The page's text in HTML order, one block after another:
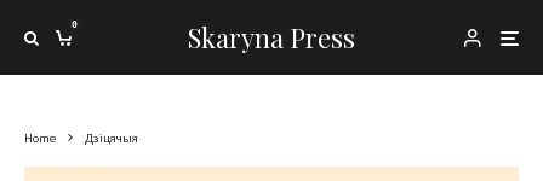
0 Skaryna Press
Home Дзіцячыя